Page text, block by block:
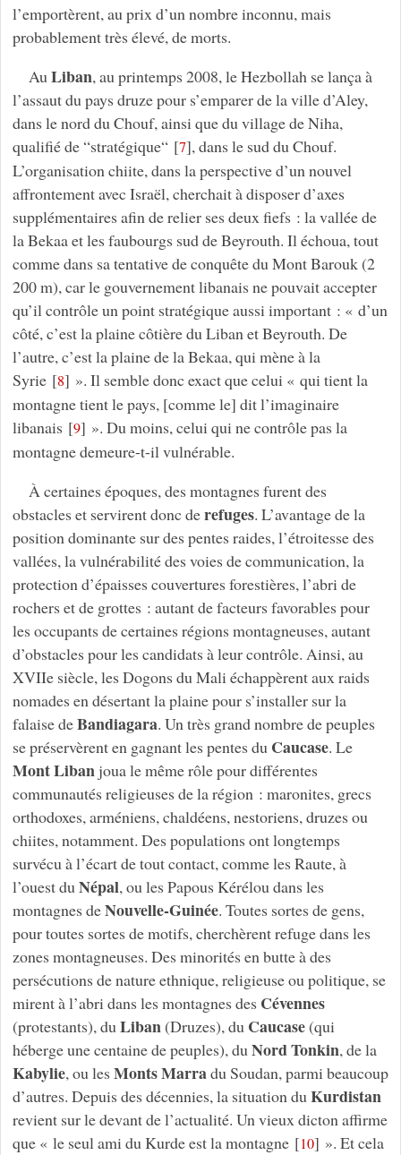
l’emportèrent, au prix d’un nombre inconnu, mais
probablement très élevé, de morts.
AuLiban, au printemps 2008, le Hezbollah se lança à
l’assaut du pays druze pour s’emparer de la ville d’Aley,
dans le nord du Chouf, ainsi que du village de Niha,
qualifié de “stratégique“[7], dans le sud du Chouf.
L’organisation chiite, dans la perspective d’un nouvel
affrontement avec Israël, cherchait à disposer d’axes
supplémentaires afin de relier ses deux fiefs : la vallée de
la Bekaa et les faubourgs sud de Beyrouth. Il échoua, tout
comme dans sa tentative de conquête du Mont Barouk (2
200 m), car le gouvernement libanais ne pouvait accepter
qu’il contrôle un point stratégique aussi important : « d’un
côté, c’est la plaine côtière du Liban et Beyrouth. De
l’autre, c’est la plaine de la Bekaa, qui mène à la
Syrie[8] ». Il semble donc exact que celui « qui tient la
montagne tient le pays, [comme le] dit l’imaginaire
libanais [9] ». Du moins, celui qui ne contrôle pas la
montagne demeure-t-il vulnérable.
À certaines époques, des montagnes furent des
obstacles et servirent donc derefuges. L’avantage de la
position dominante sur des pentes raides, l’étroitesse des
vallées, la vulnérabilité des voies de communication, la
protection d’épaisses couvertures forestières, l’abri de
rochers et de grottes : autant de facteurs favorables pour
les occupants de certaines régions montagneuses, autant
d’obstacles pour les candidats à leur contrôle. Ainsi, au
XVIIe siècle, les Dogons du Mali échappèrent aux raids
nomades en désertant la plaine pour s’installer sur la
falaise deBandiagara. Un très grand nombre de peuples
se préservèrent en gagnant les pentes du Caucase. Le
Mont Libanjoua le même rôle pour différentes
communautés religieuses de la région : maronites, grecs
orthodoxes, arméniens, chaldéens, nestoriens, druzes ou
chiites, notamment. Des populations ont longtemps
survécu à l’écart de tout contact, comme les Raute, à
l’ouest duNépal, ou les Papous Kérélou dans les
montagnes deNouvelle-Guinée. Toutes sortes de gens,
pour toutes sortes de motifs, cherchèrent refuge dans les
zones montagneuses. Des minorités en butte à des
persécutions de nature ethnique, religieuse ou politique, se
mirent à l’abri dans les montagnes des Cévennes
(protestants), duLiban(Druzes), du Caucase(qui
héberge une centaine de peuples), duNord Tonkin, de la
Kabylie, ou les Monts Marradu Soudan, parmi beaucoup
d’autres. Depuis des décennies, la situation duKurdistan
revient sur le devant de l’actualité. Un vieux dicton affirme
que « le seul ami du Kurde est la montagne[10] ». Et cela